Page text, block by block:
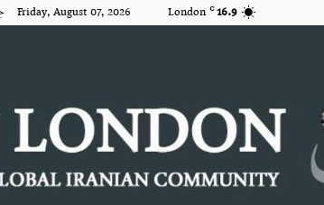
16.9
C
London Friday, August 07, 2026 جمعه, ۱۶ مرداد ۱۴۰۵